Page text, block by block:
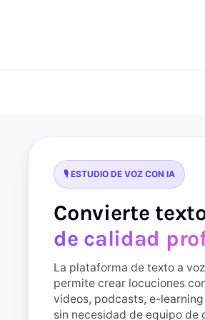
🎙️ ESTUDIO DE VOZ CON IA
Convierte
de calidad
La plataforma de texto a
permite crear locuciones
videos, podcasts, e-
sin necesidad de equipo de